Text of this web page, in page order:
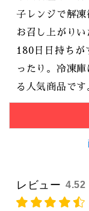
子レンジで解
お召し上がりい
180日日持ちが
ったり。冷凍
る人気商品です
レビュー 4.52